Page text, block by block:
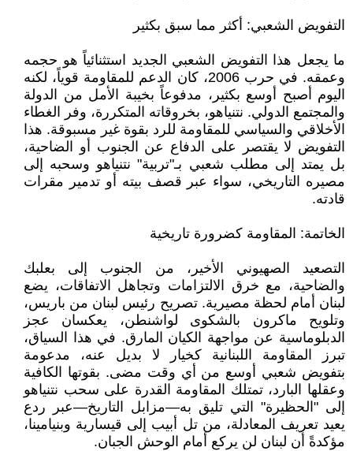
التفويض الشعبي: أكثر مما سبق بكثير
ما يجعل هذا التفويض الشعبي الجديد استثنائياً هو حجمه
وعمقه. في حرب 2006، كان الدعم للمقاومة قوياً، لكنه
اليوم أصبح أوسع بكثير، مدفوعاً بخيبة الأمل من الدولة
والمجتمع الدولي. نتنياهو، بخروقاته المتكررة، وفر الغطاء
الأخلاقي والسياسي للمقاومة للرد بقوة غير مسبوقة. هذا
التفويض لا يقتصر على الدفاع عن الجنوب أو الضاحية،
بل يمتد إلى مطلب شعبي بـ"تربية" نتنياهو وسحبه إلى
مصيره التاريخي، سواء عبر قصف بيته أو تدمير مقرات
قادته.
الخاتمة: المقاومة كضرورة تاريخية
التصعيد الصهيوني الأخير، من الجنوب إلى بعلبك
والضاحية، مع خرق الالتزامات وتجاهل الاتفاقات، يضع
لبنان أمام لحظة مصيرية. تصريح رئيس لبنان من باريس،
وتلويح ماكرون بالشكوى لواشنطن، يعكسان عجز
الدبلوماسية عن مواجهة الكيان المارق. في هذا السياق،
تبرز المقاومة اللبنانية كخيار لا بديل عنه، مدعومة
بتفويض شعبي أوسع من أي وقت مضى. بقوتها الكافية
وعقلها البارد، تمتلك المقاومة القدرة على سحب نتنياهو
إلى "الحظيرة" التي تليق به—مزابل التاريخ—عبر ردع
يعيد تعريف المعادلة، من تل أبيب إلى قيسارية وبنيامينا،
مؤكدةً أن لبنان لن يركع أمام الوحش الجبان.